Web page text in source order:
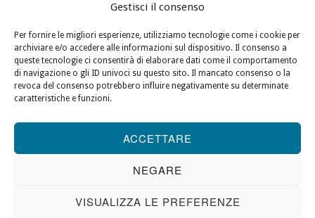
Gestisci il consenso
Per fornire le migliori esperienze, utilizziamo tecnologie come i cookie per
archiviare e/o accedere alle informazioni sul dispositivo. Il consenso a
queste tecnologie ci consentirà di elaborare dati come il comportamento
di navigazione o gli ID univoci su questo sito. Il mancato consenso o la
revoca del consenso potrebbero influire negativamente su determinate
caratteristiche e funzioni.
ACCETTARE
NEGARE
VISUALIZZA LE PREFERENZE
Israele e la Chiesa (Prima parte)